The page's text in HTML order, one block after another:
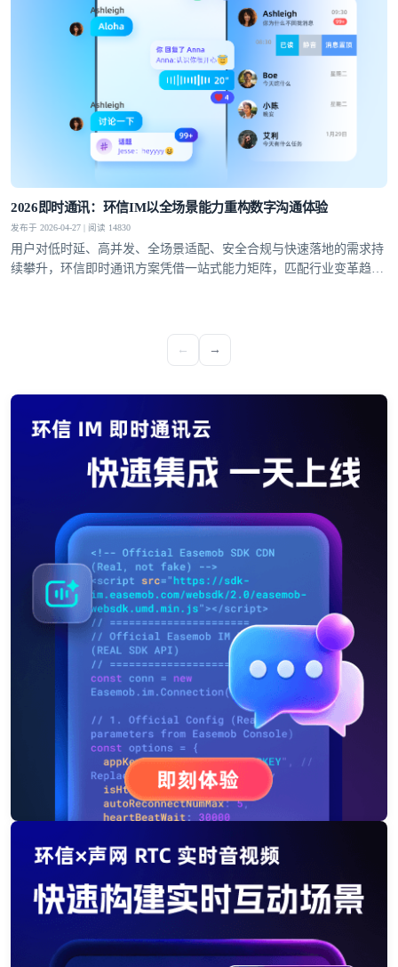
2026即时通讯：环信IM以全场景能力重构数字沟通体验
发布于 2026-04-27 | 阅读 14830
用户对低时延、高并发、全场景适配、安全合规与快速落地的需求持
续攀升，环信即时通讯方案凭借一站式能力矩阵，匹配行业变革趋
← →